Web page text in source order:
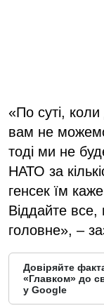
«По суті,
вам не
тоді ми не
НАТО за
генсек їм
Віддайте все,
головне», –
Довіряйте
«Главком» до
у Google